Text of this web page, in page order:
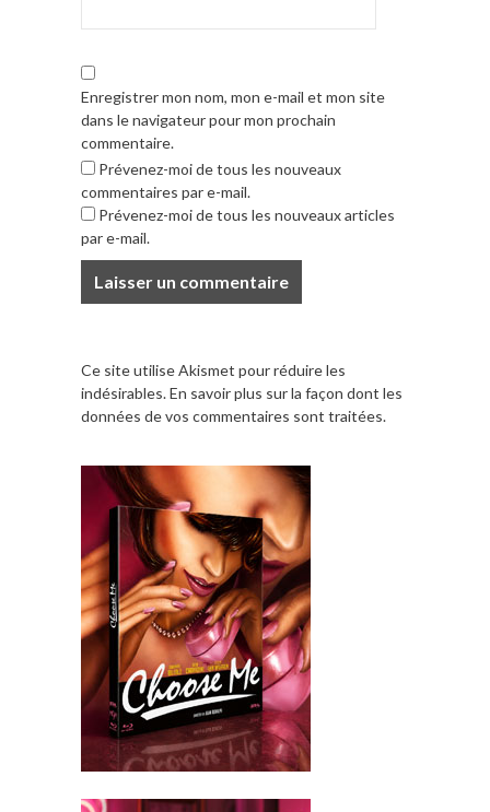
Enregistrer mon nom, mon e-mail et mon site
dans le navigateur pour mon prochain
commentaire.
Prévenez-moi de tous les nouveaux
commentaires par e-mail.
Prévenez-moi de tous les nouveaux articles
par e-mail.
Ce site utilise Akismet pour réduire les
indésirables.En savoir plus sur la façon dont les
données de vos commentaires sont traitées.